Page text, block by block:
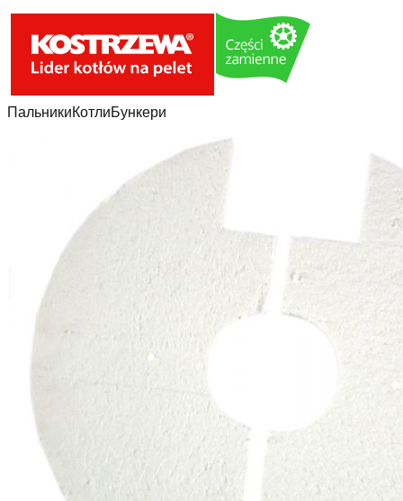
ПальникиКотлиБункери